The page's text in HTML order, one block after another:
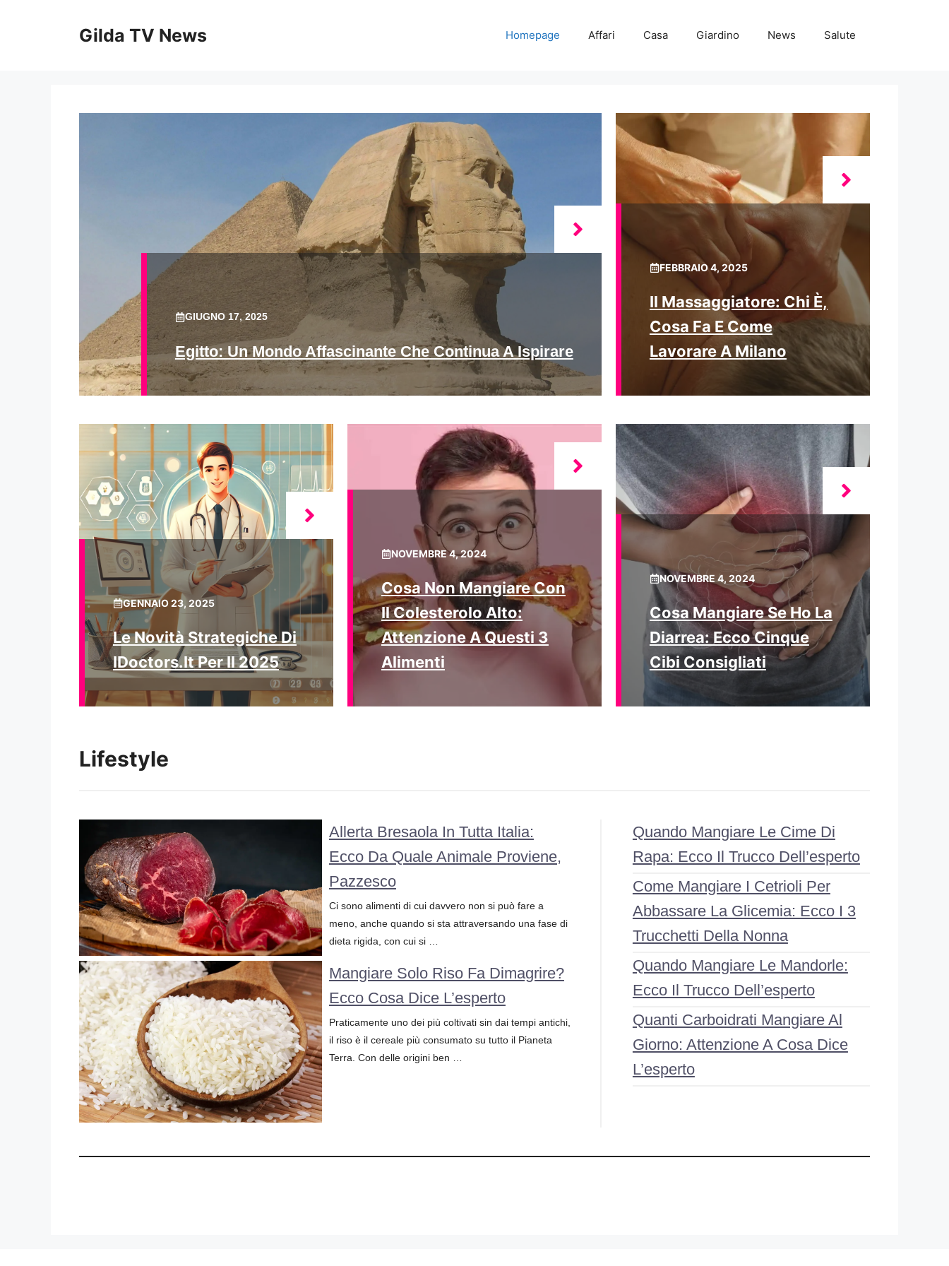
Gilda TV News Homepage Affari Casa Giardino News Salute
GIUGNO 17, 2025
Egitto: Un Mondo Affascinante Che Continua A Ispirare
FEBBRAIO 4, 2025
Il Massaggiatore: Chi È,
Cosa Fa E Come
Lavorare A Milano
GENNAIO 23, 2025
Le Novità Strategiche Di
IDoctors.it Per Il 2025
NOVEMBRE 4, 2024
Cosa Non Mangiare Con
Il Colesterolo Alto:
Attenzione A Questi 3
Alimenti
NOVEMBRE 4, 2024
Cosa Mangiare Se Ho La
Diarrea: Ecco Cinque
Cibi Consigliati
Lifestyle
Allerta Bresaola In Tutta Italia:
Ecco Da Quale Animale Proviene,
Pazzesco
Ci sono alimenti di cui davvero non si può fare a
meno, anche quando si sta attraversando una fase di
dieta rigida, con cui si …
Mangiare Solo Riso Fa Dimagrire?
Ecco Cosa Dice L’esperto
Praticamente uno dei più coltivati sin dai tempi antichi,
il riso è il cereale più consumato su tutto il Pianeta
Terra. Con delle origini ben …
Quando Mangiare Le Cime Di
Rapa: Ecco Il Trucco Dell’esperto
Come Mangiare I Cetrioli Per
Abbassare La Glicemia: Ecco I 3
Trucchetti Della Nonna
Quando Mangiare Le Mandorle:
Ecco Il Trucco Dell’esperto
Quanti Carboidrati Mangiare Al
Giorno: Attenzione A Cosa Dice
L’esperto